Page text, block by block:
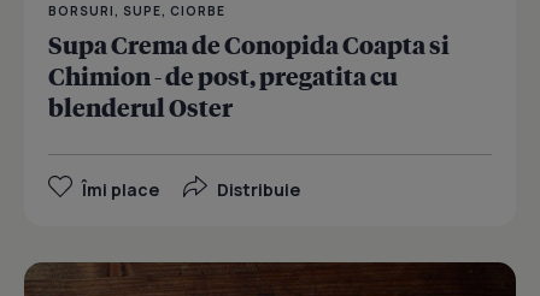
BORSURI, SUPE, CIORBE
Supa Crema de Conopida Coapta si
Chimion - de post, pregatita cu
blenderul Oster
Îmi place Distribuie